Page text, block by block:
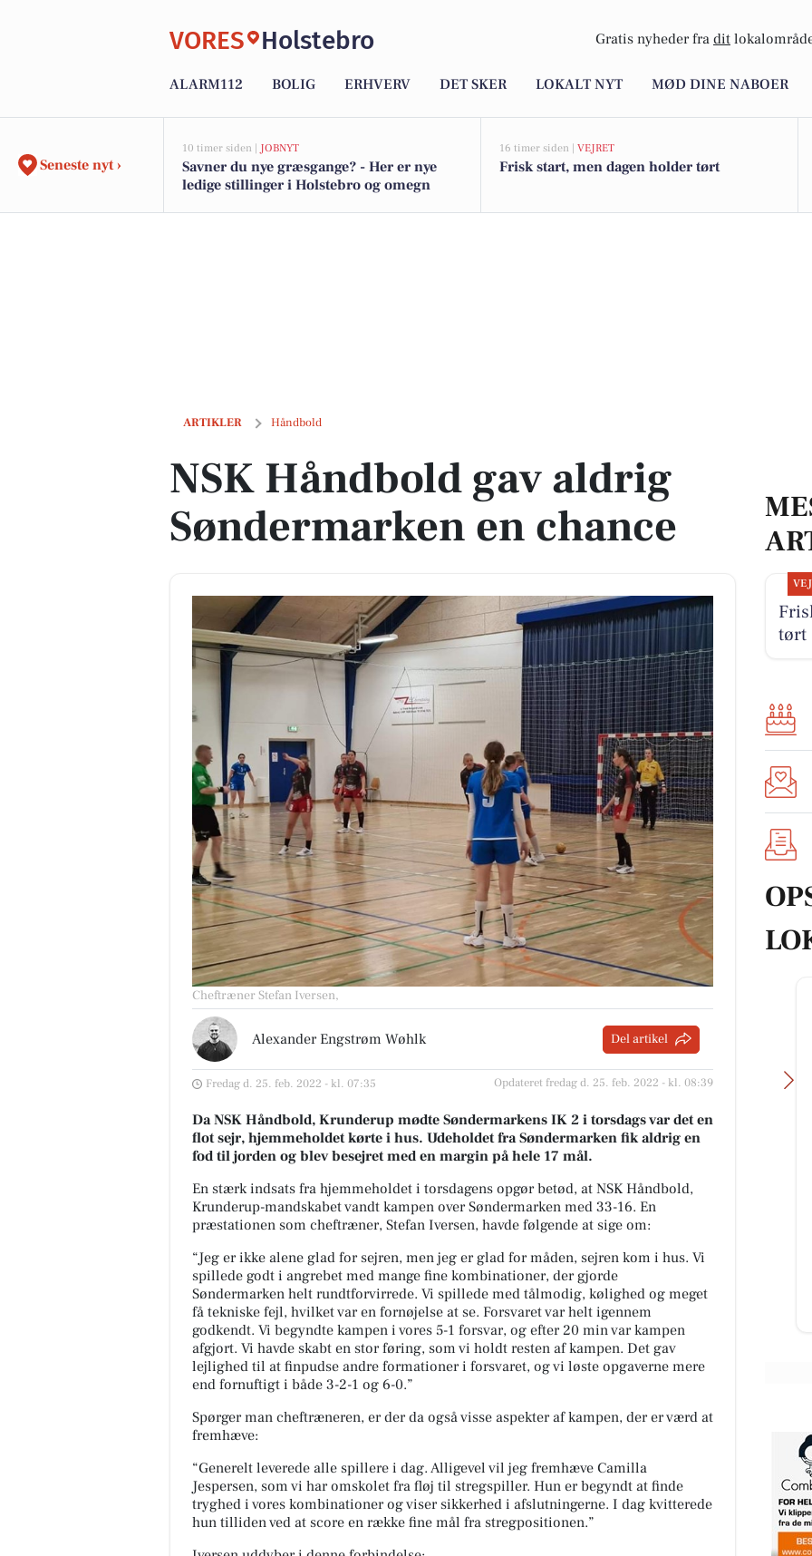
VORES Holstebro Gratis nyheder fra dit
ALARM112 BOLIG ERHVERV DET SKER LOKALT NYT MØD DINE NABOER
Seneste nyt ›
10 timer siden | JOBNYT
Savner du nye græsgange? - Her er nye
ledige stillinger i Holstebro og omegn
16 timer siden | VEJRET
Frisk start, men dagen holder tørt
ARTIKLER Håndbold
NSK Håndbold gav aldrig Søndermarken en chance
NSK Håndbold gav aldrig
Søndermarken en chance
Cheftræner Stefan Iversen,
Alexander Engstrøm Wøhlk Del artikel
Fredag d. 25. feb. 2022 - kl. 07:35 Opdateret fredag d. 25. feb. 2022 - kl. 08:39
Da NSK Håndbold, Krunderup mødte Søndermarkens IK 2 i torsdags var det en
flot sejr, hjemmeholdet kørte i hus. Udeholdet fra Søndermarken fik aldrig en
fod til jorden og blev besejret med en margin på hele 17 mål.
En stærk indsats fra hjemmeholdet i torsdagens opgør betød, at NSK Håndbold,
Krunderup-mandskabet vandt kampen over Søndermarken med 33-16. En
præstationen som cheftræner, Stefan Iversen, havde følgende at sige om:
Jeg er ikke alene glad for sejren, men jeg er glad for måden, sejren kom i hus. Vi
spillede godt i angrebet med mange fine kombinationer, der gjorde
Søndermarken helt rundtforvirrede. Vi spillede med tålmodig, kølighed og meget
få tekniske fejl, hvilket var en fornøjelse at se. Forsvaret var helt igennem
godkendt. Vi begyndte kampen i vores 5-1 forsvar, og efter 20 min var kampen
afgjort. Vi havde skabt en stor føring, som vi holdt resten af kampen. Det gav
lejlighed til at finpudse andre formationer i forsvaret, og vi løste opgaverne mere
end fornuftigt i både 3-2-1 og 6-0.
Spørger man cheftræneren, er der da også visse aspekter af kampen, der er værd at
fremhæve:
Generelt leverede alle spillere i dag. Alligevel vil jeg fremhæve Camilla
Jespersen, som vi har omskolet fra fløj til stregspiller. Hun er begyndt at finde
tryghed i vores kombinationer og viser sikkerhed i afslutningerne. I dag kvitterede
hun tilliden ved at score en række fine mål fra stregpositionen.
tørt
Møblér med Kumo
Holstebro
Mere komfort? Det kan du tilvælge
sofa, så den passer til både stuen
og hverdagen - med muli...
Åbn opslaget
Kumo Outlet
Ugens nyeste skarpe tilbud fra
Kumo Outlet 🇩🇰 HUSK at vi står
fremragende tilbud HVER uge
torsd...
Åbn opslaget